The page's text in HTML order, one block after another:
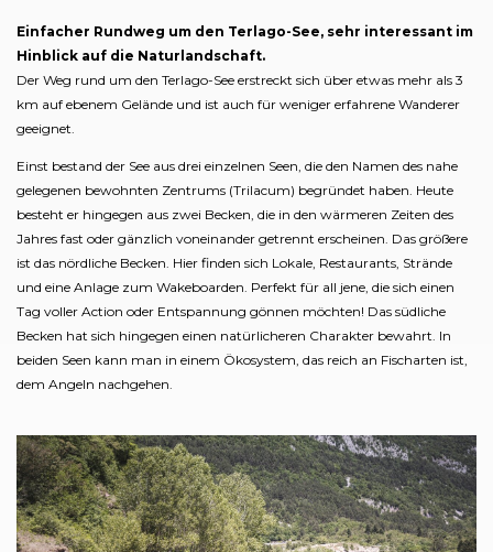
Einfacher Rundweg um den Terlago-See, sehr interessant im
Hinblick auf die Naturlandschaft.
Der Weg rund um den Terlago-See erstreckt sich über etwas mehr als 3
km auf ebenem Gelände und ist auch für weniger erfahrene Wanderer
geeignet.
Einst bestand der See aus drei einzelnen Seen, die den Namen des nahe
gelegenen bewohnten Zentrums (Trilacum) begründet haben. Heute
besteht er hingegen aus zwei Becken, die in den wärmeren Zeiten des
Jahres fast oder gänzlich voneinander getrennt erscheinen. Das größere
ist das nördliche Becken. Hier finden sich Lokale, Restaurants, Strände
und eine Anlage zum Wakeboarden. Perfekt für all jene, die sich einen
Tag voller Action oder Entspannung gönnen möchten! Das südliche
Becken hat sich hingegen einen natürlicheren Charakter bewahrt. In
beiden Seen kann man in einem Ökosystem, das reich an Fischarten ist,
dem Angeln nachgehen.